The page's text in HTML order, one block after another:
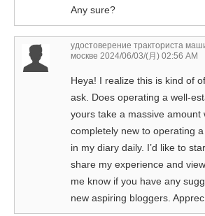
Any sure?
удостоверение тракториста
москве 2024/06/03/(月) 02:56 AM
Heya! I realize this is kind of
ask. Does operating a well-
yours take a massive amount
completely new to operating
in my diary daily. I’d like to
share my experience and
me know if you have any
new aspiring bloggers.